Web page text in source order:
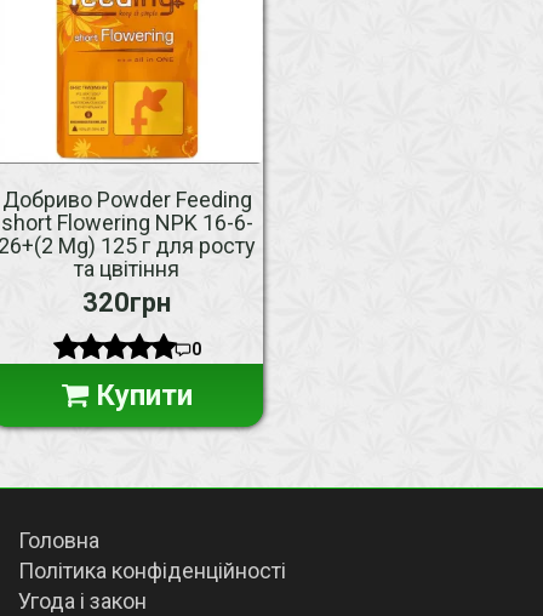
Добриво Powder Feeding
short Flowering NPK 16-6-
Mg) 125 г для росту
та цвітіння
320грн
0
Купити
Головна
Політика конфіденційності
Угода і закон